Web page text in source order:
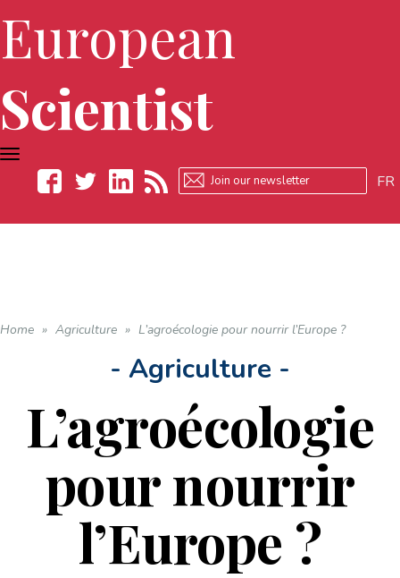
European
Scientist
FR
TOGGLE
NAVIGATION
Home » Agriculture » L’agroécologie pour nourrir l’Europe ?
- Agriculture -
L’agroécologie
pour nourrir
l’Europe ?